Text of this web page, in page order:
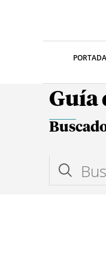
PORTADA
Guía